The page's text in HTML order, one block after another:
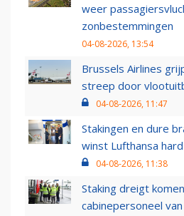
weer
zonbestemmingen
04-08-2026, 13:54
Brussels Airlines
streep door
04-08-2026, 11:47
Stakingen en dure
winst Lufthansa
04-08-2026, 11:38
Staking dreigt
cabinepersoneel